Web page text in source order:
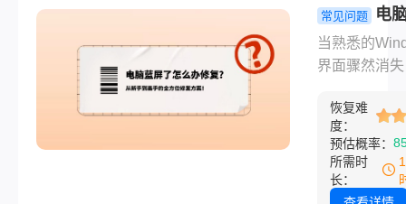
通常意味着
准备运行该
时，所需的
键组件或环
了问题。它
于系统文件
兼容性冲突
不足，或是
的系统配置
常见问题
电
了怎么办修
从新手到高
案！
当熟悉的
界面骤然消
冷的蓝色屏
人费解的白
时，任何用
都会为之一
屏死机（Blue
恢复难
度：
预估概率：
所需时
长：